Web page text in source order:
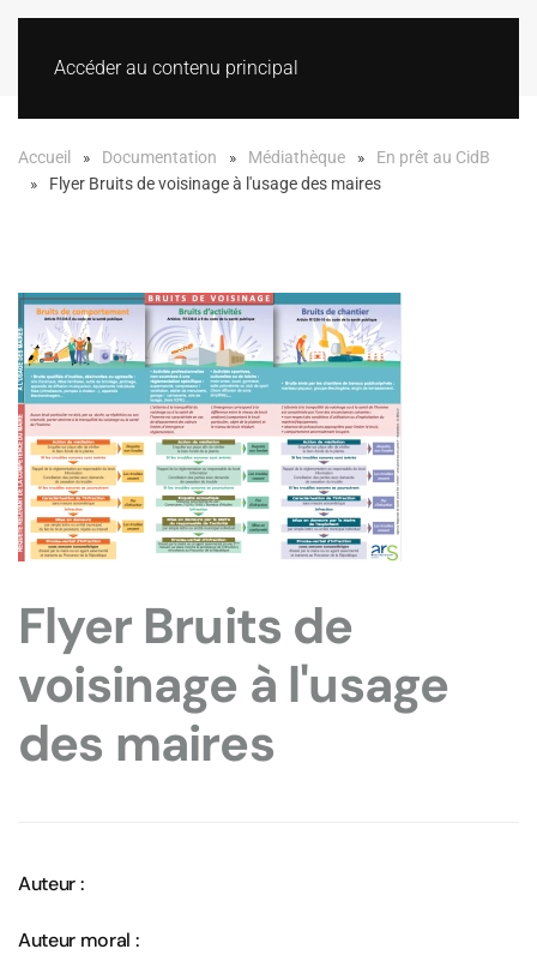
Accéder au contenu principal
Accueil Documentation Médiathèque
En prêt au CidB
Flyer Bruits de voisinage à l'usage des maires
Flyer Bruits de
voisinage à l'usage
des maires
Auteur :
Auteur moral :